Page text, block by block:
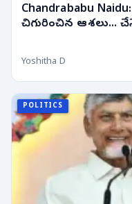
Chandrababu
చిగురించిన ఆశలు...
Yoshitha D
POLITICS